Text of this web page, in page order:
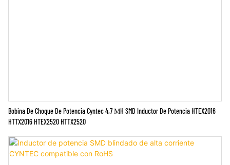
Bobina De Choque De Potencia Cyntec 4,7 ΜH SMD Inductor De Potencia HTEX2016
HTTX2016 HTEX2520 HTTX2520